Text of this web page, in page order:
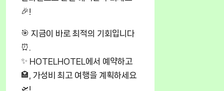
🎉!
🎯 지금이 바로 최적의 기회입니다
⏰.
✨ HOTELHOTEL에서 예약하고
🏩, 가성비 최고 여행을 계획하세요
🛫!